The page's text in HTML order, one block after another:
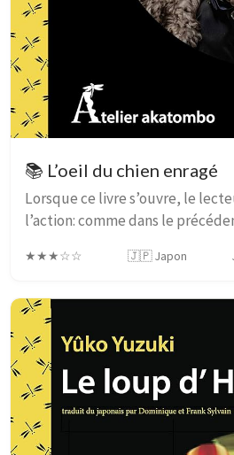
📚 L’oeil du chien enragé
Lorsque ce livre s’ouvre, le
l’action: comme dans le
gang qui apprend qui est le
★★★☆☆ 🇯🇵 Japon